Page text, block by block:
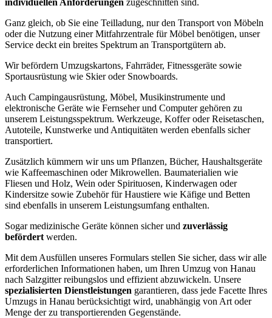
Ganz gleich, ob Sie eine Teilladung, nur den Transport von Möbeln
oder die Nutzung einer Mitfahrzentrale für Möbel benötigen, unser
Service deckt ein breites Spektrum an Transportgütern ab.
Wir befördern Umzugskartons, Fahrräder, Fitnessgeräte sowie
Sportausrüstung wie Skier oder Snowboards.
Auch Campingausrüstung, Möbel, Musikinstrumente und
elektronische Geräte wie Fernseher und Computer gehören zu
unserem Leistungsspektrum. Werkzeuge, Koffer oder Reisetaschen,
Autoteile, Kunstwerke und Antiquitäten werden ebenfalls sicher
transportiert.
Zusätzlich kümmern wir uns um Pflanzen, Bücher, Haushaltsgeräte
wie Kaffeemaschinen oder Mikrowellen. Baumaterialien wie
Fliesen und Holz, Wein oder Spirituosen, Kinderwagen oder
Kindersitze sowie Zubehör für Haustiere wie Käfige und Betten
sind ebenfalls in unserem Leistungsumfang enthalten.
Sogar medizinische Geräte können sicher und zuverlässig
befördert werden.
Mit dem Ausfüllen unseres Formulars stellen Sie sicher, dass wir alle
erforderlichen Informationen haben, um Ihren Umzug von Hanau
nach Salzgitter reibungslos und effizient abzuwickeln. Unsere
spezialisierten Dienstleistungen garantieren, dass jede Facette Ihres
Umzugs in Hanau berücksichtigt wird, unabhängig von Art oder
Menge der zu transportierenden Gegenstände.